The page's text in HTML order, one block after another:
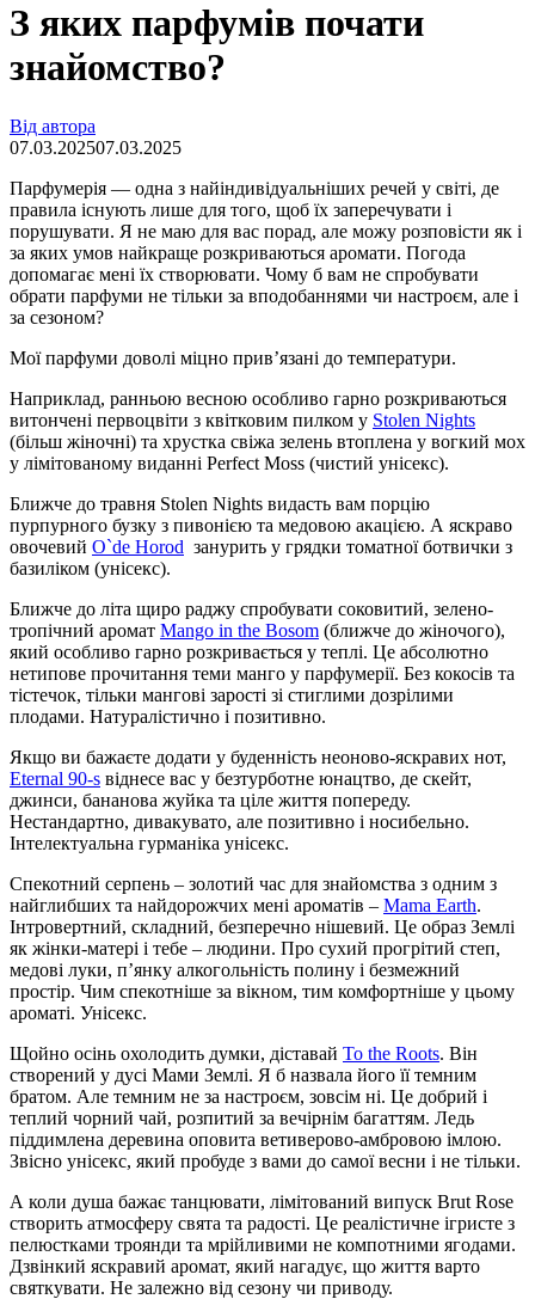
З яких парфумів почати
знайомство?
Від автора
07.03.202507.03.2025
Парфумерія — одна з найіндивідуальніших речей у світі, де
правила існують лише для того, щоб їх заперечувати і
порушувати. Я не маю для вас порад, але можу розповісти як і
за яких умов найкраще розкриваються аромати. Погода
допомагає мені їх створювати. Чому б вам не спробувати
обрати парфуми не тільки за вподобаннями чи настроєм, але і
за сезоном?
Мої парфуми доволі міцно прив’язані до температури.
Наприклад, ранньою весною особливо гарно розкриваються
витончені первоцвіти з квітковим пилком у Stolen Nights
(більш жіночні) та хрустка свіжа зелень втоплена у вогкий мох
у лімітованому виданні Perfect Moss (чистий унісекс).
Ближче до травня Stolen Nights видасть вам порцію
пурпурного бузку з пивонією та медовою акацією. А яскраво
овочевий O`de Horod занурить у грядки томатної ботвички з
базиліком (унісекс).
Ближче до літа щиро раджу спробувати соковитий, зелено-
тропічний аромат Mango in the Bosom (ближче до жіночого),
який особливо гарно розкривається у теплі. Це абсолютно
нетипове прочитання теми манго у парфумерії. Без кокосів та
тістечок, тільки мангові зарості зі стиглими дозрілими
плодами. Натуралістично і позитивно.
Якщо ви бажаєте додати у буденність неоново-яскравих нот,
Eternal 90-s віднесе вас у безтурботне юнацтво, де скейт,
джинси, бананова жуйка та ціле життя попереду.
Нестандартно, дивакувато, але позитивно і носибельно.
Інтелектуальна гурманіка унісекс.
Спекотний серпень – золотий час для знайомства з одним з
найглибших та найдорожчих мені ароматів – Mama Earth.
Інтровертний, складний, безперечно нішевий. Це образ Землі
як жінки-матері і тебе – людини. Про сухий прогрітий степ,
медові луки, п’янку алкогольність полину і безмежний
простір. Чим спекотніше за вікном, тим комфортніше у цьому
ароматі. Унісекс.
Щойно осінь охолодить думки, діставай To the Roots. Він
створений у дусі Мами Землі. Я б назвала його її темним
братом. Але темним не за настроєм, зовсім ні. Це добрий і
теплий чорний чай, розпитий за вечірнім багаттям. Ледь
піддимлена деревина оповита ветиверово-амбровою імлою.
Звісно унісекс, який пробуде з вами до самої весни і не тільки.
А коли душа бажає танцювати, лімітований випуск Brut Rose
створить атмосферу свята та радості. Це реалістичне ігристе з
пелюстками троянди та мрійливими не компотними ягодами.
Дзвінкий яскравий аромат, який нагадує, що життя варто
святкувати. Не залежно від сезону чи приводу.